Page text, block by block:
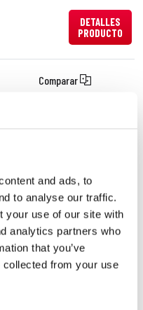
and ads, to
to analyse our traffic.
your use of our site with
analytics partners who
that you’ve
collected from your use
DETALLES
PRODUCTO
Comparar
DETALLES
PRODUCTO
Comparar